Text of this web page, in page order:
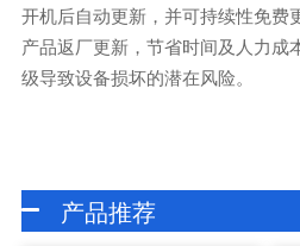
开机后自动更新，并可持续性免费
产品返厂更新，节省时间及人力成
级导致设备损坏的潜在风险。
产品推荐